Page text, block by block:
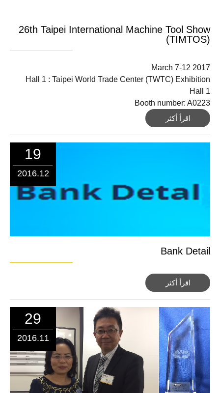
26th Taipei International Machine Tool Show
(TIMTOS)
March 7-12 2017
Hall 1 : Taipei World Trade Center (TWTC) Exhibition
Hall 1
Booth number: A0223
اقرأ أكثر
19
2016.12
Bank Detail
اقرأ أكثر
29
2016.11